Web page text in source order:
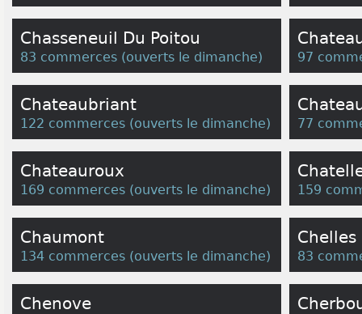
Chasseneuil Du Poitou
83 commerces (ouverts le dimanche) 97
Chateaubriant
122 commerces (ouverts le dimanche) 77
Chateauroux
169 commerces (ouverts le dimanche) 159
Chaumont
134 commerces (ouverts le dimanche)
Chelles
83
Chenove